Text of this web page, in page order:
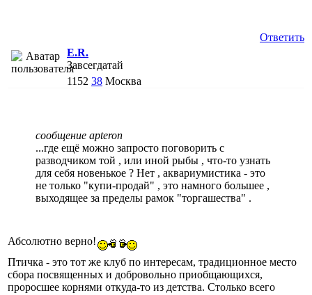
Ответить
E.R.
Завсегдатай
1152 38 Москва
сообщение apteron
...где ещё можно запросто поговорить с
разводчиком той , или иной рыбы , что-то узнать
для себя новенькое ? Нет , аквариумистика - это
не только "купи-продай" , это намного большее ,
выходящее за пределы рамок "торгашества" .
Абсолютно верно!
Птичка - это тот же клуб по интересам, традиционное место
сбора посвященных и добровольно приобщающихся,
проросшее корнями откуда-то из детства. Столько всего